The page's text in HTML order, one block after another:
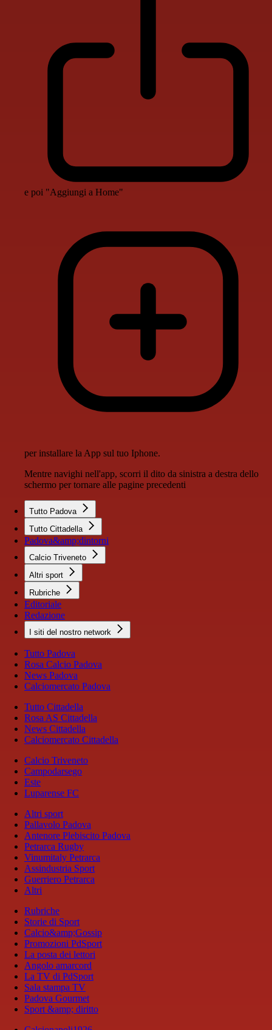
e poi "Aggiungi a Home"
per installare la App sul tuo Iphone.
Mentre navighi nell'app, scorri il dito da sinistra a destra dello
schermo per tornare alle pagine precedenti
Tutto Padova
Tutto Cittadella
Padova&amp;dintorni
Calcio Triveneto
Altri sport
Rubriche
Editoriale
Redazione
I siti del nostro network
Tutto Padova
Rosa Calcio Padova
News Padova
Calciomercato Padova
Tutto Cittadella
Rosa AS Cittadella
News Cittadella
Calciomercato Cittadella
Calcio Triveneto
Campodarsego
Este
Luparense FC
Altri sport
Pallavolo Padova
Antenore Plebiscito Padova
Petrarca Rugby
Vinumitaly Petrarca
Assindustria Sport
Guerriero Petrarca
Altri
Rubriche
Storie di Sport
Calcio&amp;Gossip
Promozioni PdSport
La posta dei lettori
Angolo amarcord
La TV di PdSport
Sala stampa TV
Padova Gourmet
Sport &amp; diritto